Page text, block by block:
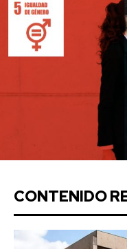
CONTENIDO